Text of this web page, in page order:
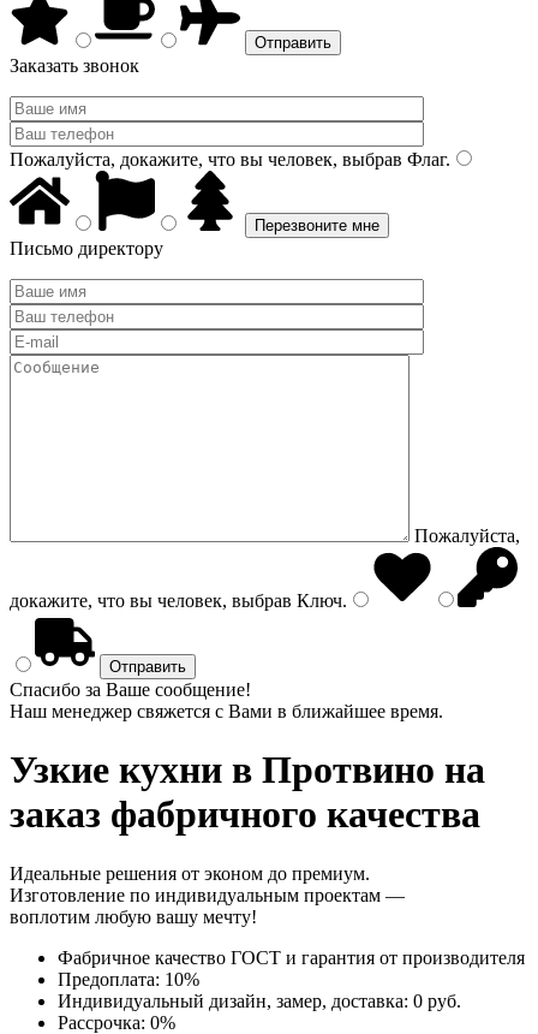
Заказать звонок
Пожалуйста, докажите, что вы человек, выбрав Флаг.
Письмо директору
Пожалуйста,
докажите, что вы человек, выбрав Ключ.
Спасибо за Ваше сообщение!
Наш менеджер свяжется с Вами в ближайшее время.
Узкие кухни в Протвино на
заказ фабричного качества
Идеальные решения от эконом до премиум.
Изготовление по индивидуальным проектам —
воплотим любую вашу мечту!
Фабричное качество ГОСТ и гарантия от производителя
Предоплата: 10%
Индивидуальный дизайн, замер, доставка: 0 руб.
Рассрочка: 0%